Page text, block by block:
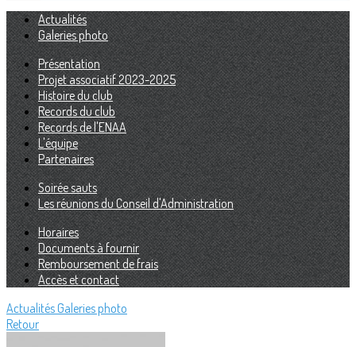
Actualités
Galeries photo
Présentation
Projet associatif 2023-2025
Histoire du club
Records du club
Records de l'ENAA
L'équipe
Partenaires
Soirée sauts
Les réunions du Conseil d'Administration
Horaires
Documents à fournir
Remboursement de frais
Accès et contact
Actualités Galeries photo
Retour